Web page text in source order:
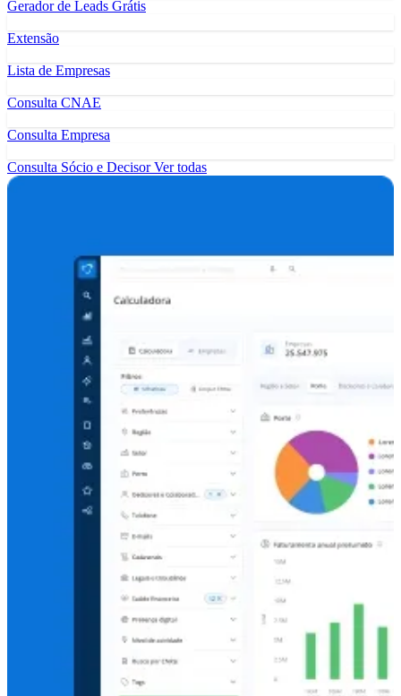
Gerador de Leads Grátis
Extensão
Lista de Empresas
Consulta CNAE
Consulta Empresa
Consulta Sócio e DecisorVer todas